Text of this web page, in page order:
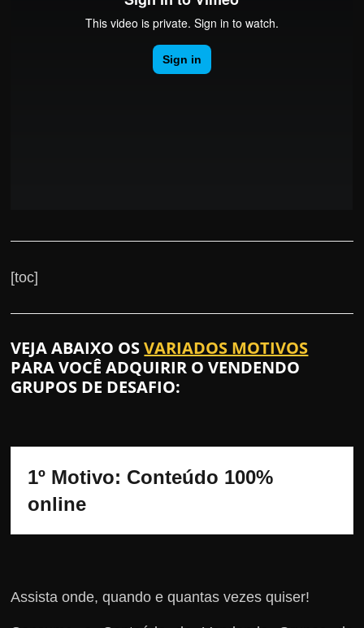
[toc]
VEJA ABAIXO OSVARIADOS MOTIVOS
PARA VOCÊ ADQUIRIR O VENDENDO
GRUPOS DE DESAFIO:
1º Motivo: Conteúdo 100%
online
Assista onde, quando e quantas vezes quiser!